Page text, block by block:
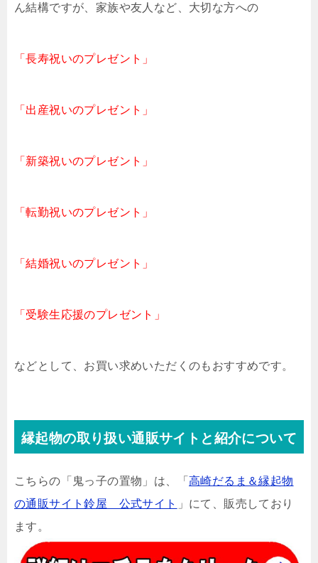
ん結構ですが、家族や友人など、大切な方への
「長寿祝いのプレゼント」
「出産祝いのプレゼント」
「新築祝いのプレゼント」
「転勤祝いのプレゼント」
「結婚祝いのプレゼント」
「受験生応援のプレゼント」
などとして、お買い求めいただくのもおすすめです。
縁起物の取り扱い通販サイトと紹介について
こちらの「鬼っ子の置物」は、「 高崎だるま＆縁起物
の通販サイト鈴屋 公式サイト
」にて、販売しており
ます。